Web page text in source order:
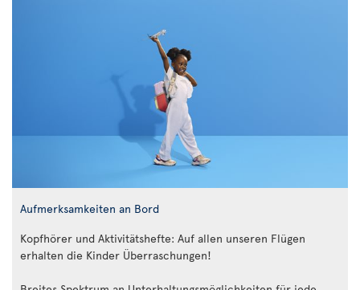
Aufmerksamkeiten an Bord
Kopfhörer und Aktivitätshefte: Auf allen unseren Flügen
erhalten die Kinder Überraschungen!